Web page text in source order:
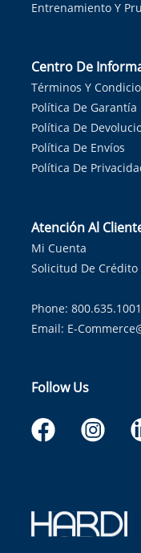
Entrenamiento Y
Centro De
Términos Y
Política De Garantía
Política De
Política De Envíos
Política De
Atención Al
Mi Cuenta
Solicitud De Crédito
Phone: 800.635.1001
Email: E-
Follow Us